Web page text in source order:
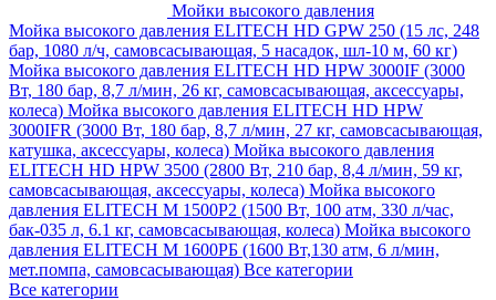
Мойки высокого давления
Мойка высокого давления ELITECH HD GPW 250 (15 лс, 248
бар, 1080 л/ч, самовсасывающая, 5 насадок, шл-10 м, 60 кг)
Мойка высокого давления ELITECH HD HPW 3000IF (3000
Вт, 180 бар, 8,7 л/мин, 26 кг, самовсасывающая, аксессуары,
колеса) Мойка высокого давления ELITECH HD HPW
3000IFR (3000 Вт, 180 бар, 8,7 л/мин, 27 кг, самовсасывающая,
катушка, аксессуары, колеса) Мойка высокого давления
ELITECH HD HPW 3500 (2800 Вт, 210 бар, 8,4 л/мин, 59 кг,
самовсасывающая, аксессуары, колеса) Мойка высокого
давления ELITECH M 1500P2 (1500 Вт, 100 атм, 330 л/час,
бак-035 л, 6.1 кг, самовсасывающая, колеса) Мойка высокого
давления ELITECH М 1600РБ (1600 Вт,130 атм, 6 л/мин,
мет.помпа, самовсасывающая) Все категории
Все категории